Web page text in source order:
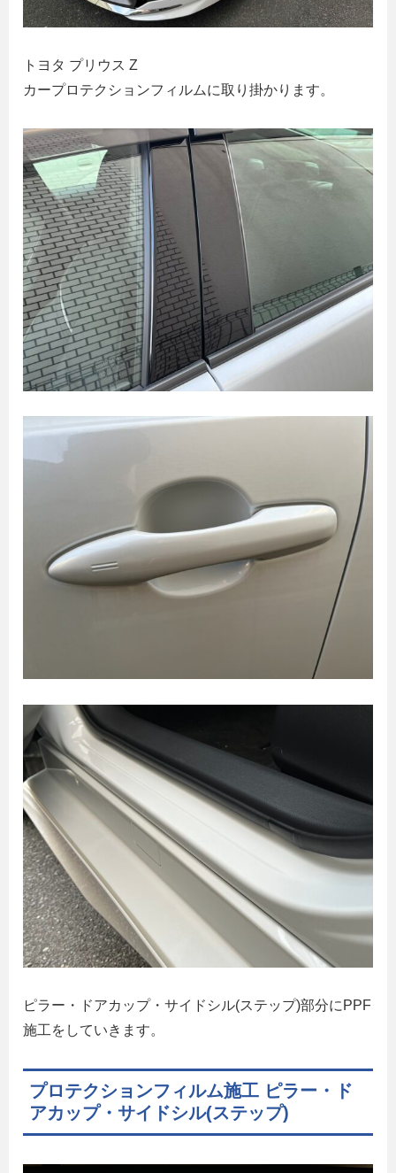
トヨタ プリウス Z
カープロテクションフィルムに取り掛かります。
ピラー・ドアカップ・サイドシル(ステップ)部分にPPF
施工をしていきます。
プロテクションフィルム施工 ピラー・ド
アカップ・サイドシル(ステップ)